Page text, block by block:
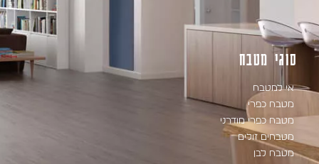
סוגי מטבח
אי למטבח
מטבח כפרי
מטבח כפרי מודרני
מטבחים זולים
מטבח לבן